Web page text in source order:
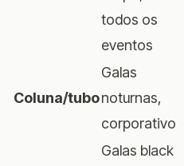
todos os
eventos
Coluna/tubo
Galas
noturnas,
corporativo
Galas black